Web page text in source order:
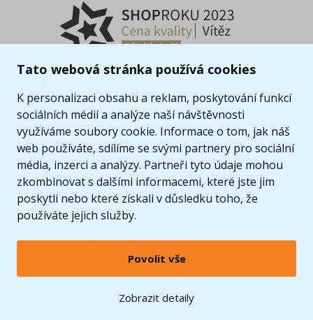
Tato webová stránka používá cookies
K personalizaci obsahu a reklam, poskytování funkcí
sociálních médií a analýze naší návštěvnosti
využíváme soubory cookie. Informace o tom, jak náš
web používáte, sdílíme se svými partnery pro sociální
média, inzerci a analýzy. Partneři tyto údaje mohou
zkombinovat s dalšími informacemi, které jste jim
poskytli nebo které získali v důsledku toho, že
používáte jejich služby.
Povolit vše
Zobrazit detaily
© 2005 - 2026 Copyright 4kids.cz
LEGO, logo LEGO a minifigurka jsou ochrannými známkami společnosti LEGO Group. ©
Zobrazit verzi pro desktop